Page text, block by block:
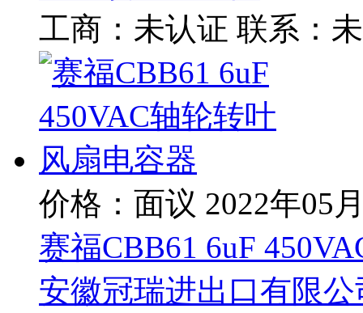
工商： 未认证 联系：
价格：面议 2022年05
赛福CBB61 6uF
安徽冠瑞进出口有限公